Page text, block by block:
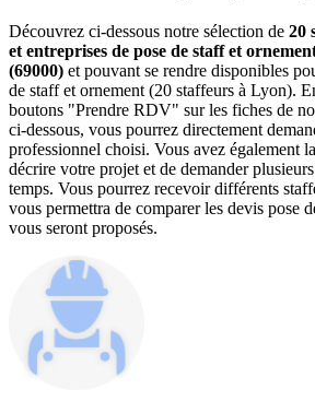
Découvrez ci-dessous notre sélection de 20
et entreprises de pose de staff et
(69000) et pouvant se rendre disponibles
de staff et ornement (20 staffeurs à Lyon).
boutons "Prendre RDV" sur les fiches de
ci-dessous, vous pourrez directement
professionnel choisi. Vous avez également
décrire votre projet et de demander
temps. Vous pourrez recevoir différents
vous permettra de comparer les devis pose
vous seront proposés.